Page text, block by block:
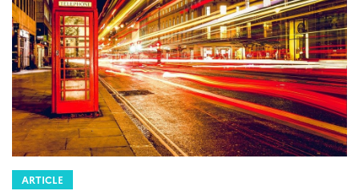
ARTICLE